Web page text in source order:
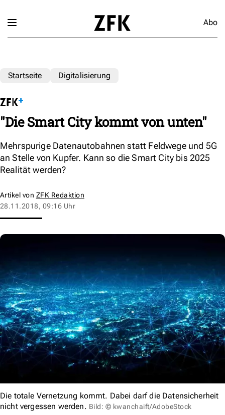
Abo
Startseite Digitalisierung
"Die Smart City kommt von unten"
Mehrspurige Datenautobahnen statt Feldwege und 5G
an Stelle von Kupfer. Kann so die Smart City bis 2025
Realität werden?
Artikel von ZFK Redaktion
28.11.2018, 09:16 Uhr
Die totale Vernetzung kommt. Dabei darf die Datensicherheit
nicht vergessen werden. Bild: © kwanchaift/AdobeStock